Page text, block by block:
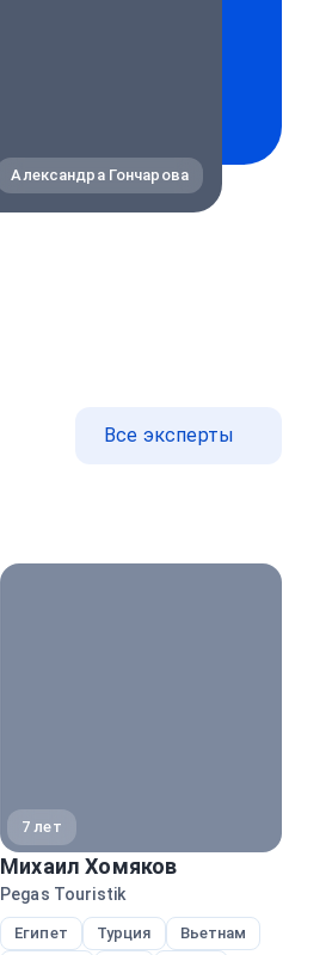
Александра Гончарова
Все эксперты
7 лет
Михаил Хомяков
Pegas Touristik
Египет Турция
Вьетнам